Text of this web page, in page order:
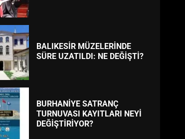
BALIKESİR MÜZELERİNDE
SÜRE UZATILDI: NE DEĞİŞTİ?
BURHANİYE SATRANÇ
TURNUVASI KAYITLARI NEYİ
DEĞİŞTİRİYOR?